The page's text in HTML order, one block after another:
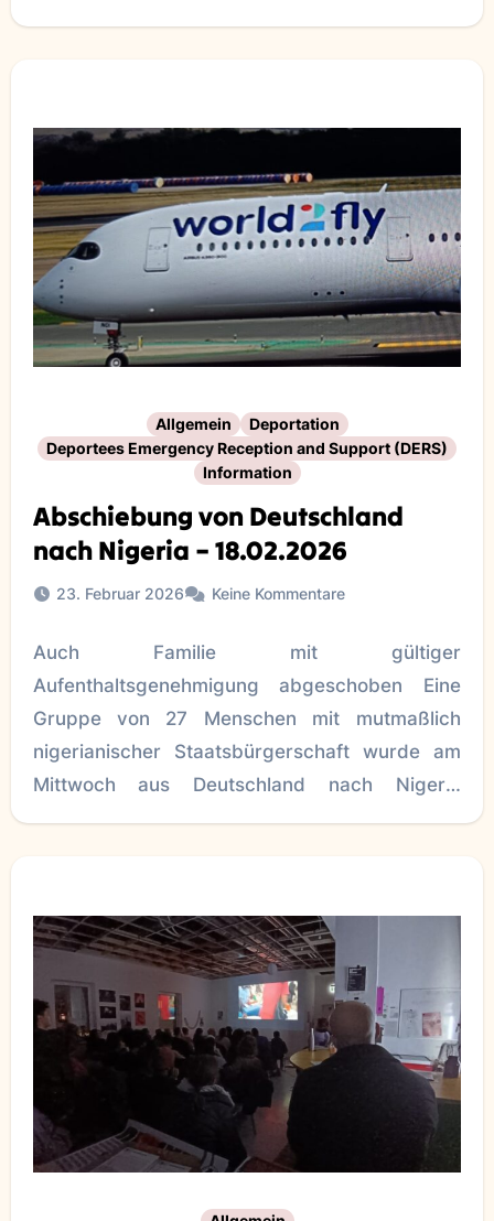
Allgemein
Deportation
Deportees Emergency Reception and Support (DERS)
Information
Abschiebung von Deutschland
nach Nigeria – 18.02.2026
23. Februar 2026 Keine Kommentare
Auch Familie mit gültiger
Aufenthaltsgenehmigung abgeschoben Eine
Gruppe von 27 Menschen mit mutmaßlich
nigerianischer Staatsbürgerschaft wurde am
Mittwoch aus Deutschland nach Nigeria